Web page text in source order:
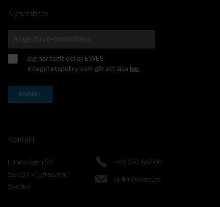
Nyhetsbrev
Jag har tagit del av EWES
integritetspolicy som går att läsa här.
ANMÄL
Kontakt
Lundavägen 53
SE-333 71 Bredaryd
Sweden
+46 370 867 00
order@ewes.se